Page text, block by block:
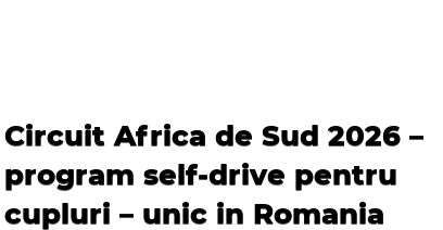
Circuit Africa de Sud 2026 –
program self-drive pentru
cupluri – unic in Romania